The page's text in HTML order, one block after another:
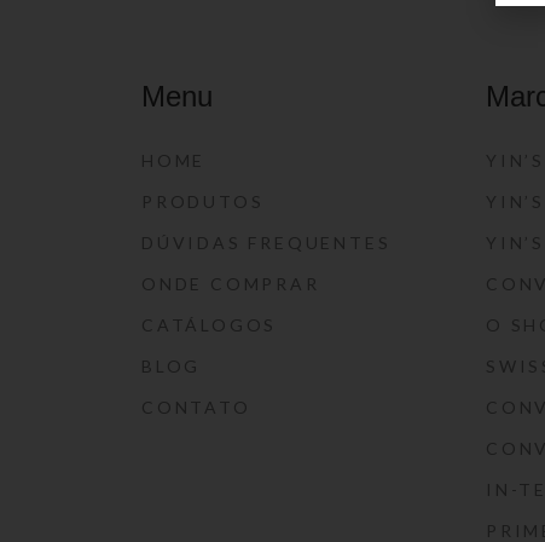
Menu
HOME
PRODUTOS
DÚVIDAS FREQUENTES
ONDE COMPRAR
CATÁLOGOS
BLOG
CONTATO
YIN’S
O
IN-